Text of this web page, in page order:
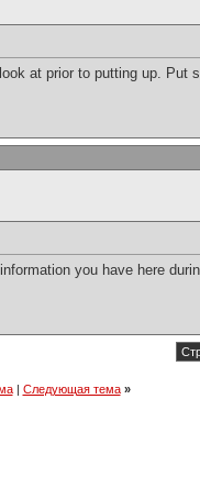
at prior to putting up. Put
you have here
| Следующая тема »